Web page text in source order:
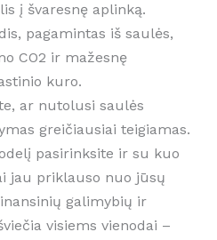
į švaresnę aplinką.
pagamintas iš saulės,
CO2 ir mažesnę
kuro.
ar nutolusi saulės
greičiausiai teigiamas.
pasirinksite ir su kuo
jau priklauso nuo jūsų
galimybių ir
visiems vienodai –